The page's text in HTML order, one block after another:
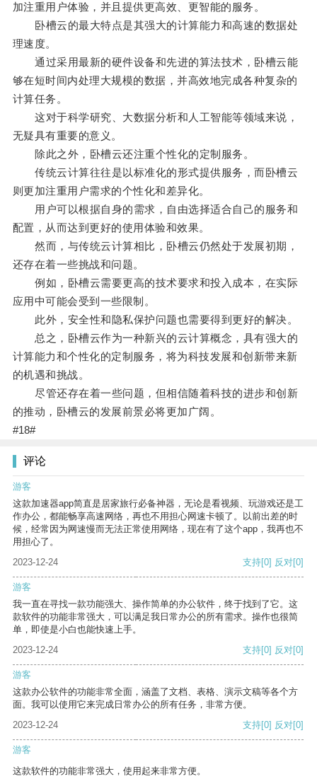
加注重用户体验，并且提供更高效、更智能的服务。
卧槽云的最大特点是其强大的计算能力和高速的数据处
理速度。
通过采用最新的硬件设备和先进的算法技术，卧槽云能
够在短时间内处理大规模的数据，并高效地完成各种复杂的
计算任务。
这对于科学研究、大数据分析和人工智能等领域来说，
无疑具有重要的意义。
除此之外，卧槽云还注重个性化的定制服务。
传统云计算往往是以标准化的形式提供服务，而卧槽云
则更加注重用户需求的个性化和差异化。
用户可以根据自身的需求，自由选择适合自己的服务和
配置，从而达到更好的使用体验和效果。
然而，与传统云计算相比，卧槽云仍然处于发展初期，
还存在着一些挑战和问题。
例如，卧槽云需要更高的技术要求和投入成本，在实际
应用中可能会受到一些限制。
此外，安全性和隐私保护问题也需要得到更好的解决。
总之，卧槽云作为一种新兴的云计算概念，具有强大的
计算能力和个性化的定制服务，将为科技发展和创新带来新
的机遇和挑战。
尽管还存在着一些问题，但相信随着科技的进步和创新
的推动，卧槽云的发展前景必将更加广阔。
#18#
评论
游客
这款加速器app简直是居家旅行必备神器，无论是看视频、玩游戏还是工
作办公，都能畅享高速网络，再也不用担心网速卡顿了。以前出差的时
候，经常因为网速慢而无法正常使用网络，现在有了这个app，我再也不
用担心了。
2023-12-24
支持[0] 反对[0]
游客
我一直在寻找一款功能强大、操作简单的办公软件，终于找到了它。这
款软件的功能非常强大，可以满足我日常办公的所有需求。操作也很简
单，即使是小白也能快速上手。
2023-12-24
支持[0] 反对[0]
游客
这款办公软件的功能非常全面，涵盖了文档、表格、演示文稿等各个方
面。我可以使用它来完成日常办公的所有任务，非常方便。
2023-12-24
支持[0] 反对[0]
游客
这款软件的功能非常强大，使用起来非常方便。